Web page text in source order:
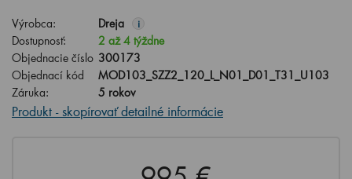
Výrobca: Dreja i
Dostupnosť:
2 až 4 týždne
Objednacie číslo 300173
Objednací kód
MOD103_SZZ2_120_L_N01_D01_T31_U103
Záruka:
5 rokov
Produkt - skopírovať detailné informácie